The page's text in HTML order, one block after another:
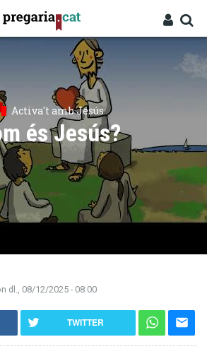
Activa't amb Jesús
és Jesús?
dl., 08/12/2025 - 08:00
TWITTER